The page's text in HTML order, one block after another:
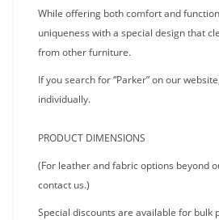
While offering both comfort and
uniqueness with a special design that
from other furniture.
If you search for “Parker” on our
individually.
PRODUCT DIMENSIONS
(For leather and fabric options beyond
contact us.)
Special discounts are available for bulk